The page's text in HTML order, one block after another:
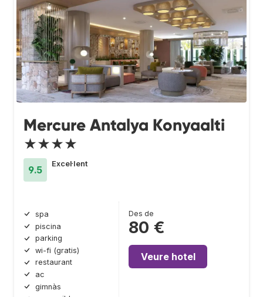
Mercure Antalya Konyaalti
★★★★
9.5
Excel·lent
spa
piscina
parking
wi-fi (gratis)
restaurant
ac
gimnàs
Des de
80 €
Veure hotel